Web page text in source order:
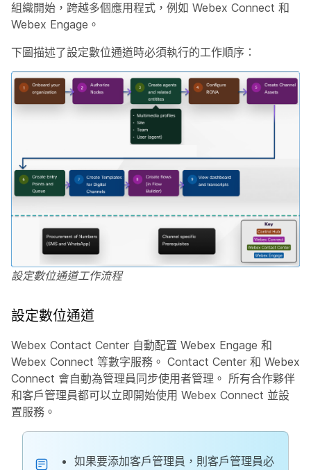
組織開始，跨越多個應用程式，例如 Webex Connect 和
Webex Engage。
下圖描述了設定數位通道時必須執行的工作順序：
設定數位通道工作流程
設定數位通道
Webex Contact Center 自動配置 Webex Engage 和
Webex Connect 等數字服務。 Contact Center 和 Webex
Connect 會自動為管理員同步使用者管理。 所有合作夥伴
和客戶管理員都可以立即開始使用 Webex Connect 並設
置服務。
如果要添加客戶管理員，則客戶管理員必